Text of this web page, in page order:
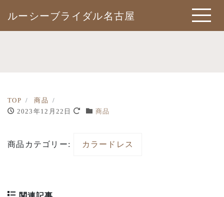
ルーシーブライダル名古屋
TOP
商品
2023年12月22日
商品
商品カテゴリー: カラードレス